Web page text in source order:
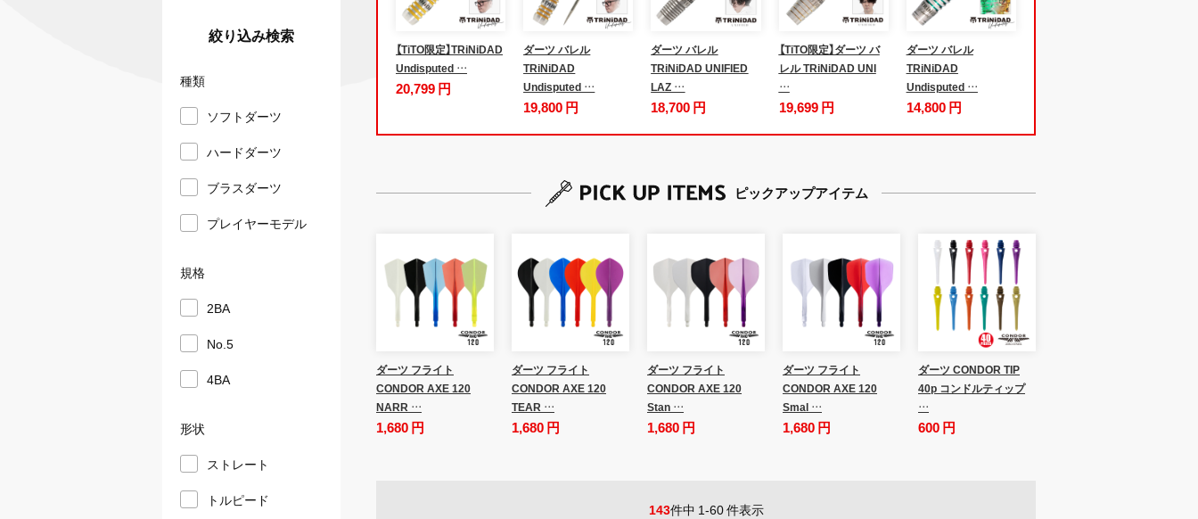
【TiTO限定】TRiNiDAD
Undisputed …
20,799 円
ダーツ バレル
TRiNiDAD
Undisputed …
19,800 円
ダーツ バレル
TRiNiDAD UNIFIED
LAZ …
18,700 円
【TiTO限定】ダーツ バ
レル TRiNiDAD UNI
…
19,699 円
ダーツ バレル
TRiNiDAD
Undisputed …
14,800 円
ピックアップアイテム
ダーツ フライト
CONDOR AXE 120
NARR …
1,680 円
ダーツ フライト
CONDOR AXE 120
TEAR …
1,680 円
ダーツ フライト
CONDOR AXE 120
Stan …
1,680 円
ダーツ フライト
CONDOR AXE 120
Smal …
1,680 円
ダーツ CONDOR TIP
40p コンドルティップ
…
600 円
143件中 1-60 件表示
絞り込み検索
種類
ソフトダーツ
ハードダーツ
ブラスダーツ
プレイヤーモデル
規格
2BA
No.5
4BA
形状
ストレート
トルピード